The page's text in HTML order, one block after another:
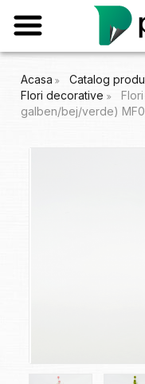
Acasa Catalog
Flori decorative
galben/bej/verde)